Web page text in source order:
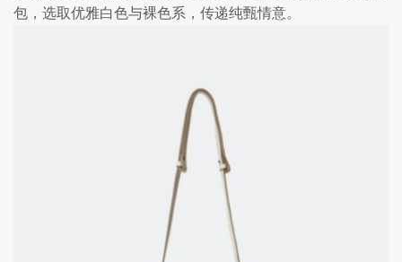
包，选取优雅白色与裸色系，传递纯甄情意。